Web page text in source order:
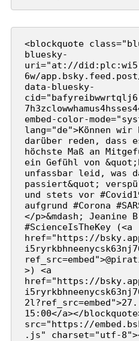
<blockquote
bluesky-
uri="at://
6w/
data-bluesky-
embed-color-
lang="de">Können
darüber reden, dass
höchste Maß an
ein Gefühl von
unfassbar leid, was
passiert&quot;
und stets vor
aufgrund #Corona
</p>&mdash; Jeanine
#ScienceIsTheKey (<a
href="https://
>) <a
href="https://
15:00</a></
src="https://
.js" charset="utf-